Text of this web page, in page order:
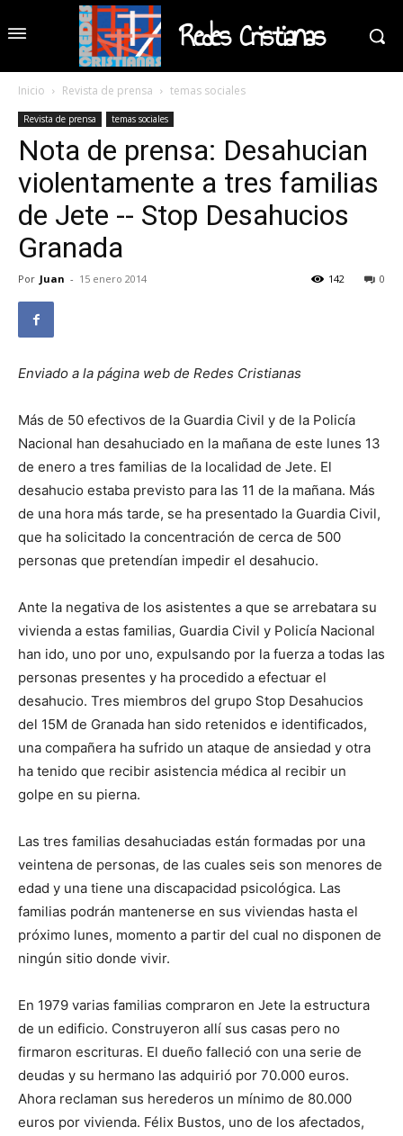
Redes Cristianas
Inicio Revista de prensa temas sociales
Revista de prensa temas sociales
Nota de prensa: Desahucian
violentamente a tres familias
de Jete -- Stop Desahucios
Granada
Por Juan - 15 enero 2014 0
142
Enviado a la página web de Redes Cristianas
Más de 50 efectivos de la Guardia Civil y de la Policía
Nacional han desahuciado en la mañana de este lunes 13
de enero a tres familias de la localidad de Jete. El
desahucio estaba previsto para las 11 de la mañana. Más
de una hora más tarde, se ha presentado la Guardia Civil,
que ha solicitado la concentración de cerca de 500
personas que pretendían impedir el desahucio.
Ante la negativa de los asistentes a que se arrebatara su
vivienda a estas familias, Guardia Civil y Policía Nacional
han ido, uno por uno, expulsando por la fuerza a todas las
personas presentes y ha procedido a efectuar el
desahucio. Tres miembros del grupo Stop Desahucios
del 15M de Granada han sido retenidos e identificados,
una compañera ha sufrido un ataque de ansiedad y otra
ha tenido que recibir asistencia médica al recibir un
golpe en su pierna.
Las tres familias desahuciadas están formadas por una
veintena de personas, de las cuales seis son menores de
edad y una tiene una discapacidad psicológica. Las
familias podrán mantenerse en sus viviendas hasta el
próximo lunes, momento a partir del cual no disponen de
ningún sitio donde vivir.
En 1979 varias familias compraron en Jete la estructura
de un edificio. Construyeron allí sus casas pero no
firmaron escrituras. El dueño falleció con una serie de
deudas y su hermano las adquirió por 70.000 euros.
Ahora reclaman sus herederos un mínimo de 80.000
euros por vivienda. Félix Bustos, uno de los afectados,